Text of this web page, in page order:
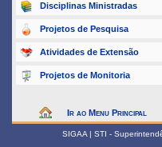
Disciplinas Ministradas
Projetos de Pesquisa
Atividades de Extensão
Projetos de Monitoria
Ir ao Menu Principal
SIGAA | STI -